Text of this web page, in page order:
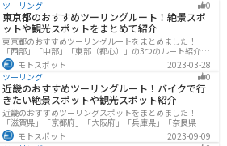
ツーリング 0
東京都のおすすめツーリングルート！絶景スポ
ットや観光スポットをまとめて紹介
東京都のおすすめツーリングルートをまとめました！
「西部」「中部」「東部（都心）」の3つのルート紹介し
ます。西に行けば奥多摩の自然、東に行けば都心スポッ
トと、自然も街も楽しめるスポットが多数あります。バ
イクで東京都にツーリングに行く際は参考にしてくださ
い。
モトスポット
2023-03-28
ツーリング
0
近畿のおすすめツーリングルート！バイクで行
きたい絶景スポットや観光スポット紹介
近畿のおすすめツーリングスポットをまとめました！
「滋賀県」「京都府」「大阪府」「兵庫県」「奈良県」
「和歌山」の各県の観光地紹介します。自然豊かな山々
や湖、温泉地が点在し、四季折々の景色を楽しめるスポ
モトスポット
2023-09-09